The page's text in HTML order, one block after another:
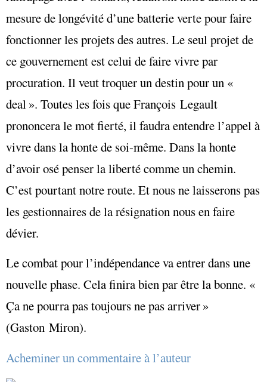
mesure de longévité d’une batterie verte pour faire
fonctionner les projets des autres. Le seul projet de
ce gouvernement est celui de faire vivre par
procuration. Il veut troquer un destin pour un «
deal ». Toutes les fois que François Legault
prononcera le mot fierté, il faudra entendre l’appel à
vivre dans la honte de soi-même. Dans la honte
d’avoir osé penser la liberté comme un chemin.
C’est pourtant notre route. Et nous ne laisserons pas
les gestionnaires de la résignation nous en faire
dévier.
Le combat pour l’indépendance va entrer dans une
nouvelle phase. Cela finira bien par être la bonne. «
Ça ne pourra pas toujours ne pas arriver »
(Gaston Miron).
Acheminer un commentaire à l’auteur